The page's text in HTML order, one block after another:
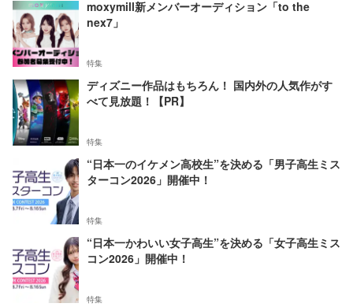
moxymill新メンバーオーディション「to the
nex7」
特集
ディズニー作品はもちろん！ 国内外の人気作がす
べて見放題！【PR】
特集
“日本一のイケメン高校生”を決める「男子高生ミス
ターコン2026」開催中！
特集
“日本一かわいい女子高生”を決める「女子高生ミス
コン2026」開催中！
特集